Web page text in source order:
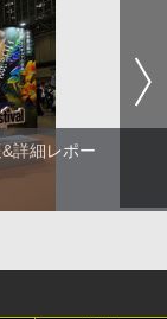
詳細レポー